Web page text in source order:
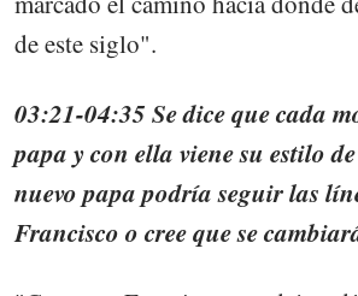
de este siglo".
03:21-04:35 Se dice que cada
papa y con ella viene su estilo
nuevo papa podría seguir las
Francisco o cree que se